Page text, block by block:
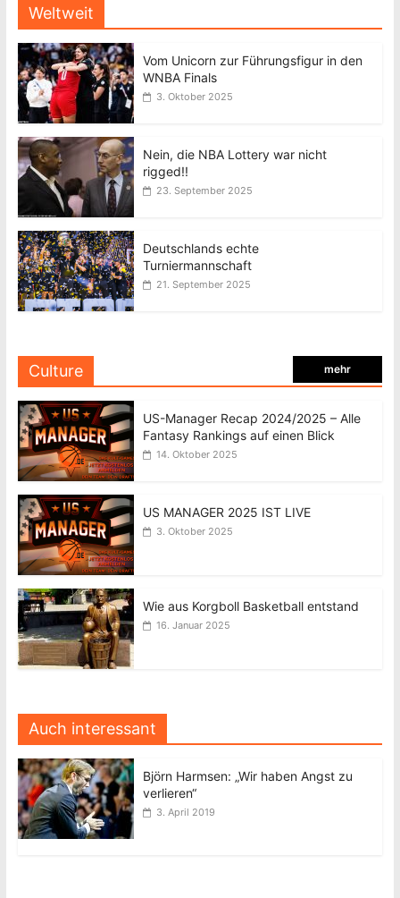
Weltweit
Vom Unicorn zur Führungsfigur in den
WNBA Finals
3. Oktober 2025
Nein, die NBA Lottery war nicht
rigged!!
23. September 2025
Deutschlands echte
Turniermannschaft
21. September 2025
Culture mehr
US-Manager Recap 2024/2025 – Alle
Fantasy Rankings auf einen Blick
14. Oktober 2025
US MANAGER 2025 IST LIVE
3. Oktober 2025
Wie aus Korgboll Basketball entstand
16. Januar 2025
Auch interessant
Björn Harmsen: „Wir haben Angst zu
verlieren“
3. April 2019